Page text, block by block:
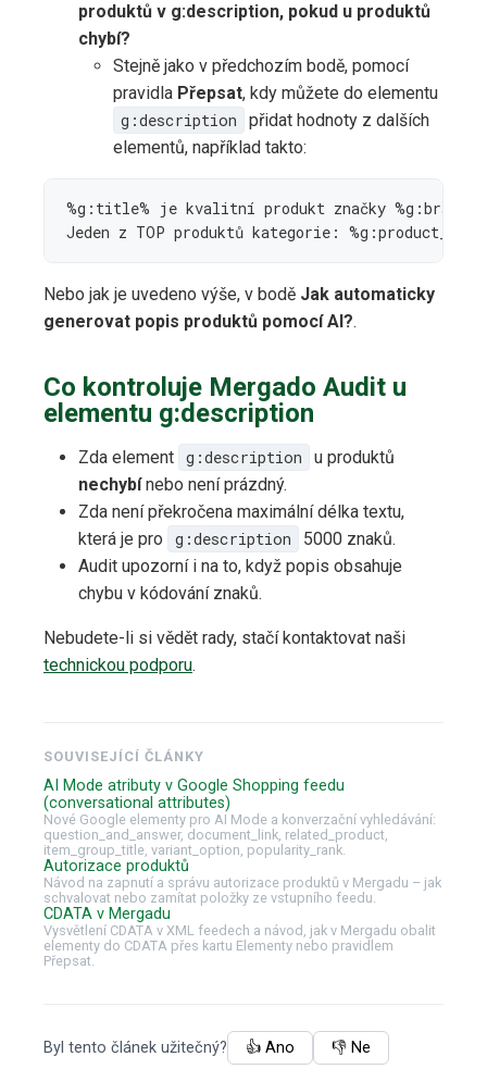
produktů v g:description, pokud u produktů
chybí?
Stejně jako v předchozím bodě, pomocí
pravidla Přepsat, kdy můžete do elementu
g:description
přidat hodnoty z dalších
elementů, například takto:
%g:title% je kvalitní produkt značky %g:brand%
Jeden z TOP produktů kategorie:
Nebo jak je uvedeno výše, v bodě Jak automaticky
generovat popis produktů pomocí AI?.
Co kontroluje Mergado Audit u
elementu g:description
Zda element g:description
u produktů
nechybínebo není prázdný.
Zda není překročena maximální délka textu,
která je pro
g:description
5000 znaků.
Audit upozorní i na to, když popis obsahuje
chybu v kódování znaků.
Nebudete-li si vědět rady, stačí kontaktovat naši
technickou podporu.
SOUVISEJÍCÍ ČLÁNKY
AI Mode atributy v Google Shopping feedu
(conversational attributes)
Nové Google elementy pro AI Mode a konverzační vyhledávání:
question_and_answer, document_link, related_product,
item_group_title, variant_option, popularity_rank.
Autorizace produktů
Návod na zapnutí a správu autorizace produktů v Mergadu – jak
schvalovat nebo zamítat položky ze vstupního feedu.
CDATA v Mergadu
Vysvětlení CDATA v XML feedech a návod, jak v Mergadu obalit
elementy do CDATA přes kartu Elementy nebo pravidlem
Přepsat.
Byl tento článek užitečný? 👍 Ano 👎 Ne